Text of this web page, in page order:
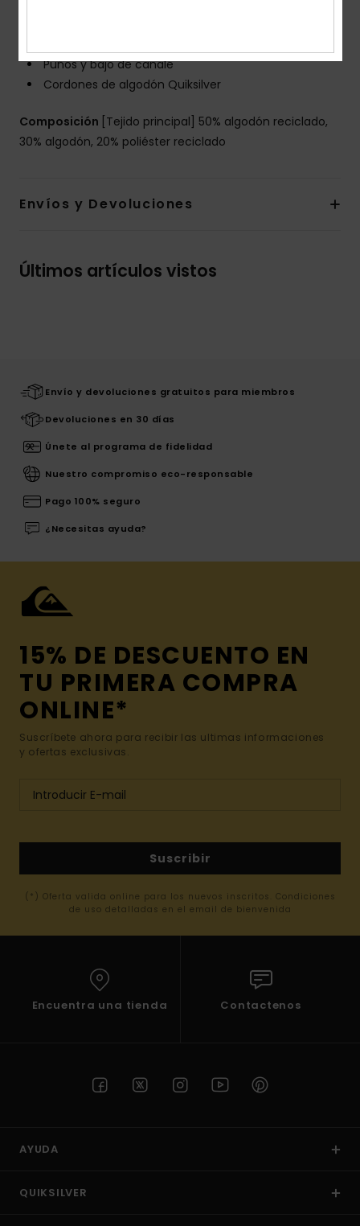
Puños y bajo de canalé
Cordones de algodón Quiksilver
Composición [Tejido principal] 50% algodón reciclado,
30% algodón, 20% poliéster reciclado
Envíos y Devoluciones
Últimos artículos vistos
Envío y devoluciones gratuitos para miembros
Devoluciones en 30 días
Únete al programa de fidelidad
Nuestro compromiso eco-responsable
Pago 100% seguro
¿Necesitas ayuda?
15% DE DESCUENTO EN
TU PRIMERA COMPRA
ONLINE*
Suscríbete ahora para recibir las ultimas informaciones
y ofertas exclusivas.
Suscribir
(*) Oferta valida online para los nuevos inscritos. Condiciones
de uso detalladas en el email de bienvenida
Encuentra una tienda Contactenos
AYUDA
QUIKSILVER